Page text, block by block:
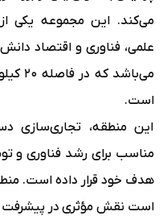
می‌کند. این مجموعه یکی
علمی، فناوری و اقتصاد
است.
این منطقه، تجاری‌سازی
مناسب برای رشد فناوری و
هدف خود قرار داده است.
است نقش مؤثری در پیشرفت